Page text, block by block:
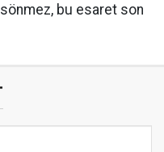
sönmez, bu esaret son